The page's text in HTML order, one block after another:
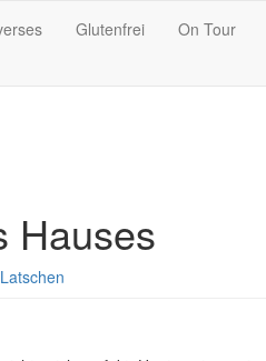
Glutenfrei On Tour
Hauses